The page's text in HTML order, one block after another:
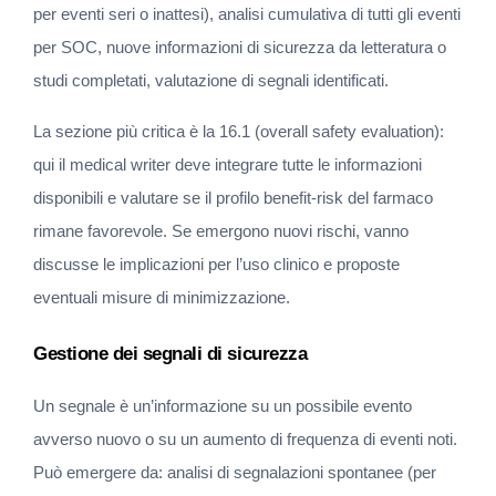
per eventi seri o inattesi), analisi cumulativa di tutti gli eventi
per SOC, nuove informazioni di sicurezza da letteratura o
studi completati, valutazione di segnali identificati.
La sezione più critica è la 16.1 (overall safety evaluation):
qui il medical writer deve integrare tutte le informazioni
disponibili e valutare se il profilo benefit-risk del farmaco
rimane favorevole. Se emergono nuovi rischi, vanno
discusse le implicazioni per l’uso clinico e proposte
eventuali misure di minimizzazione.
Gestione dei segnali di sicurezza
Un segnale è un’informazione su un possibile evento
avverso nuovo o su un aumento di frequenza di eventi noti.
Può emergere da: analisi di segnalazioni spontanee (per